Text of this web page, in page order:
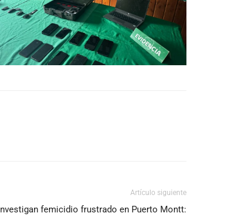
Artículo siguiente
Investigan femicidio frustrado en Puerto Montt: